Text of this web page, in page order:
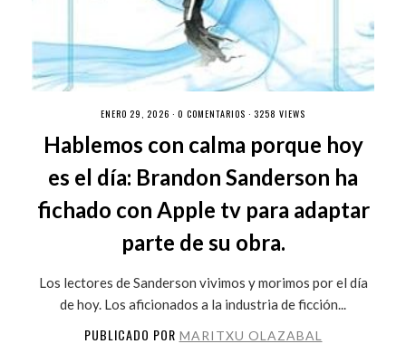
ENERO 29, 2026 · 0 COMENTARIOS · 3258 VIEWS
Hablemos con calma porque hoy
es el día: Brandon Sanderson ha
fichado con Apple tv para adaptar
parte de su obra.
Los lectores de Sanderson vivimos y morimos por el día
de hoy. Los aficionados a la industria de ficción...
PUBLICADO POR MARITXU OLAZABAL